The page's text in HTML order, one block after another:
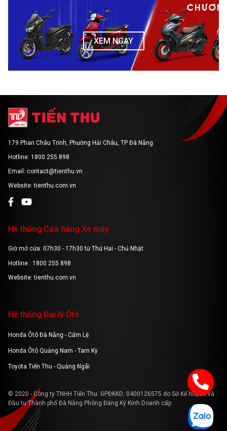
XEM NGAY
179 Phan Châu Trinh, Phường Hải Châu, TP Đà Nẵng
Hotline: 1800 255 898
Email: contact@tienthu.vn
Website: tienthu.com.vn
Hệ thống Cửa hàng Xe máy
Giờ mở cửa: 07h30 - 17h30 từ Thứ Hai - Chủ Nhật
Hotline : 1800 255 898
Website: tienthu.com.vn
Hệ thống Đại lý Ôtô
Honda Ôtô Đà Nẵng - Cẩm Lệ
Honda Ôtô Quảng Nam - Tam Kỳ
Toyota Tiến Thu - Quảng Ngãi
© 2020 - Công ty TNHH Tiến Thu. GPĐKKD: 0400126575 do Sở Kế hoạch và
Đầu tư Thành phố Đà Nẵng Phòng Đăng Ký Kinh Doanh cấp